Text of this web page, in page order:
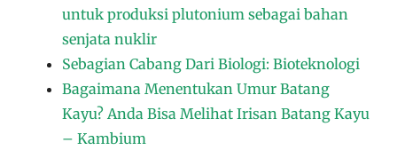
untuk produksi plutonium sebagai bahan
senjata nuklir
Sebagian Cabang Dari Biologi: Bioteknologi
Bagaimana Menentukan Umur Batang
Kayu? Anda Bisa Melihat Irisan Batang Kayu
– Kambium